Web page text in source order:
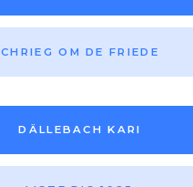
CHRIEG OM DE FRIEDE
DÄLLEBACH KARI